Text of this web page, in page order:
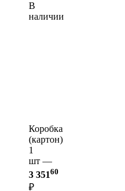
В
наличии
Коробка
(картон)
1
шт —
3 35160
₽